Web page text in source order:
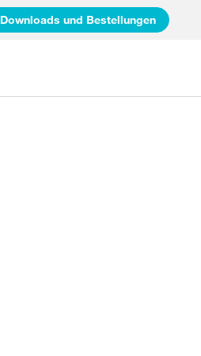
Downloads und Bestellungen